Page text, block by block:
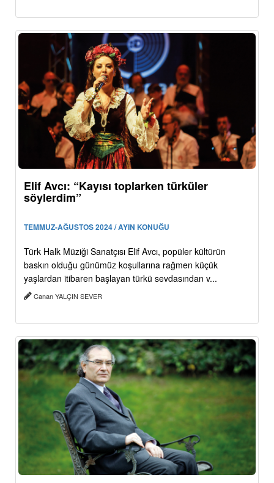
Elif Avcı: “Kayısı toplarken türküler
söylerdim”
TEMMUZ-AĞUSTOS 2024 / AYIN KONUĞU
Türk Halk Müziği Sanatçısı Elif Avcı, popüler kültürün
baskın olduğu günümüz koşullarına rağmen küçük
yaşlardan itibaren başlayan türkü sevdasından v...
Canan YALÇIN SEVER